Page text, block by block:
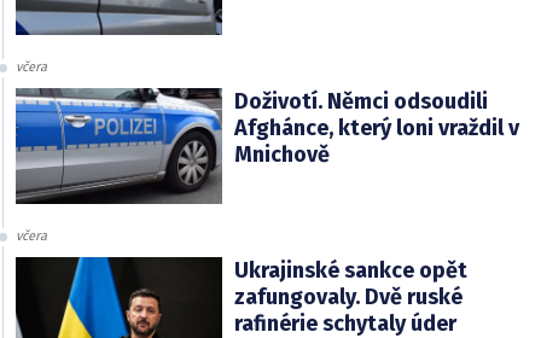
včera
Doživotí. Němci odsoudili
Afghánce, který loni vraždil v
Mnichově
včera
Ukrajinské sankce opět
zafungovaly. Dvě ruské
rafinérie schytaly úder